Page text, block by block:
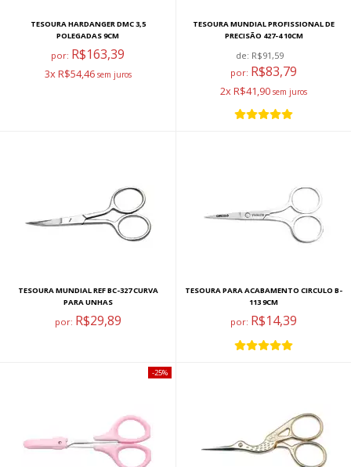
TESOURA HARDANGER DMC 3,5
POLEGADAS 9CM
por: R$163,39
3x R$54,46
TESOURA MUNDIAL PROFISSIONAL DE
PRECISÃO 427-4 10CM
de: R$91,59
por: R$83,79
2x R$41,90
TESOURA MUNDIAL REF BC-327 CURVA
PARA UNHAS
por: R$29,89
TESOURA PARA ACABAMENTO CIRCULO B-
113 9CM
por: R$14,39
25%